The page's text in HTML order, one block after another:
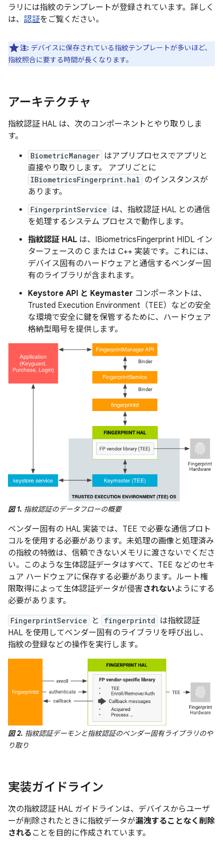
ラリには指紋のテンプレートが登録されています。詳しく
は、 認証をご覧ください。
注: デバイスに保存されている指紋テンプレートが多いほど、
指紋照合に要する時間が長くなります。
アーキテクチャ
指紋認証 HAL は、次のコンポーネントとやり取りしま
す。
BiometricManager はアプリプロセスでアプリと
直接やり取りします。 アプリごとに
IBiometricsFingerprint.hal のインスタンスが
あります。
FingerprintService は、指紋認証 HAL との通信
を処理するシステム プロセスで動作します。
指紋認証 HAL は、IBiometricsFingerprint HIDL イン
ターフェースの C または C++ 実装です。これには、
デバイス固有のハードウェアと通信するベンダー固
有のライブラリが含まれます。
Keystore API と Keymaster コンポーネントは、
Trusted Execution Environment（TEE）などの安全
な環境で安全に鍵を保管するために、ハードウェア
格納型暗号を提供します。
図 1. 指紋認証のデータフローの概要
ベンダー固有の HAL 実装では、TEE で必要な通信プロト
コルを使用する必要があります。未処理の画像と処理済み
の指紋の特徴は、信頼できないメモリに渡さないでくださ
い。このような生体認証データはすべて、TEE などのセキ
ュア ハードウェアに保存する必要があります。ルート権
限取得によって生体認証データが侵害されないようにする
必要があります。
FingerprintService と fingerprintd は指紋認証
HAL を使用してベンダー固有のライブラリを呼び出し、
指紋の登録などの操作を実行します。
図 2. 指紋認証デーモンと指紋認証のベンダー固有ライブラリのや
り取り
実装ガイドライン
次の指紋認証 HAL ガイドラインは、デバイスからユーザ
ーが削除されたときに指紋データが漏洩することなく 削除
される ことを目的に作成されています。